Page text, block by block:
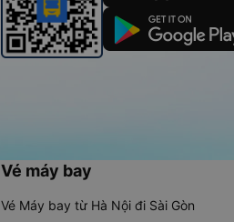
Vé máy bay
Vé Máy bay từ Hà Nội đi Sài Gòn